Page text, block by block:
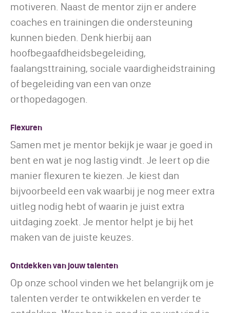
motiveren. Naast de mentor zijn er andere
coaches en trainingen die ondersteuning
kunnen bieden. Denk hierbij aan
hoofbegaafdheidsbegeleiding,
faalangsttraining, sociale vaardigheidstraining
of begeleiding van een van onze
orthopedagogen.
Flexuren
Samen met je mentor bekijk je waar je goed in
bent en wat je nog lastig vindt. Je leert op die
manier flexuren te kiezen. Je kiest dan
bijvoorbeeld een vak waarbij je nog meer extra
uitleg nodig hebt of waarin je juist extra
uitdaging zoekt. Je mentor helpt je bij het
maken van de juiste keuzes.
Ontdekken van jouw talenten
Op onze school vinden we het belangrijk om je
talenten verder te ontwikkelen en verder te